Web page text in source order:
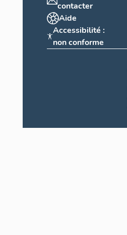
contacter
Aide
Accessibilité :
non conforme